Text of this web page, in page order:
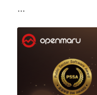
…